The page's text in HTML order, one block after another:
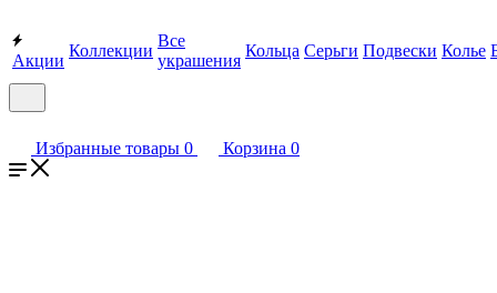
Акции
Коллекции
Все
украшения
Кольца Серьги Подвески Колье
Избранные товары 0 Корзина 0